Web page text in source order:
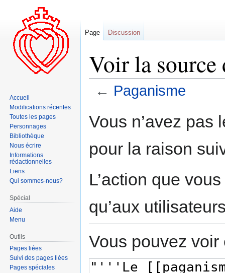
Voir la source
← Paganisme
à
navigation
à
recherche
Vous n’avez pas
pour la raison
L’action que
qu’aux
Vous pouvez
Page Discussion
Accueil
Modifications récentes
Toutes les pages
Personnages
Bibliothèque
Nous écrire
Informations
rédactionnelles
Liens
Qui sommes-nous?
Spécial
Aide
Menu
Outils
Pages liées
Suivi des pages liées
Pages spéciales